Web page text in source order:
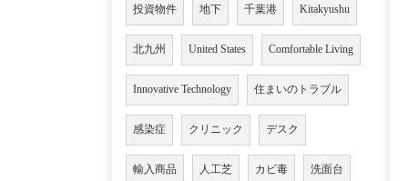
投資物件 地下 千葉港 Kitakyushu
北九州 United States Comfortable Living
Innovative Technology 住まいのトラブル
感染症 クリニック デスク
輸入商品 人工芝 カビ毒 洗面台